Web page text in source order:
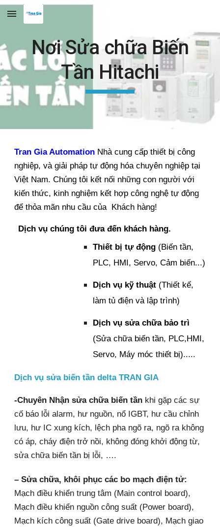
Skip to main content
Nơi Sửa chữa Biến
Tần Hitachi
Tran Gia Automation Nhà cung cấp thiết bị công
nghiệp, và giải pháp tự động hóa chuyên nghiệp tại
Việt Nam. Chúng tôi kết nối những con người với
kiến thức, kinh nghiệm kết hợp công nghệ tự động
để thỏa mãn nhu cầu của Khách hàng!
Dịch vụ chúng tôi đưa đến khách hàng.
Thiết bị tự động (Biến tần,
PLC, HMI, Servo, Cảm biến...)
Dịch vụ kỹ thuật (Thiết kế,
làm tủ điện và lập trình)
Dịch vụ sửa chữa bảo trì
(Sửa chữa biến tần, PLC,HMI,
Servo, Máy móc thiết bị).....
Dịch vụ sửa biến tần delta TRAN GIA
-Chuyên Nhận sửa chữa biến tần khi gặp các sự
cố báo lỗi alarm, hư nguồn, nổ IGBT, hư cầu chỉnh
lưu, hư IC xung kích, lệch pha ngõ ra, ngõ ra không
có áp, cháy điện trở nồi, không đóng khởi động từ,
sửa chữa biến tần bị lỗi, ….
– Sửa chữa, khôi phục các bo mạch điện tử:
Mạch điều khiển trung tâm (Main control board),
Mạch điều khiển nguồn công suất (Power board),
Mạch kích công suất (Gate drive board), Mạch giao